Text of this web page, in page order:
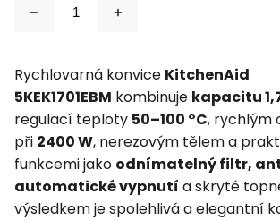
Rychlovarná konvice KitchenAid
5KEK1701EBM kombinuje kapacitu
regulací teploty 50–100 °C, rychlým
při 2400 W, nerezovým tělem a
funkcemi jako odnímatelný filtr,
automatické vypnutí a skryté
výsledkem je spolehlivá a elegantní